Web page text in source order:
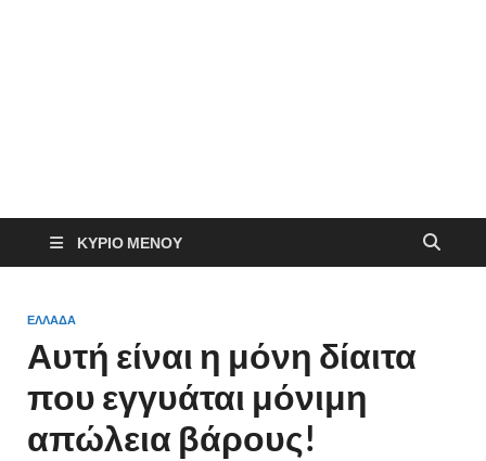
ΚΎΡΙΟ ΜΕΝΟΎ
ΕΛΛΑΔΑ
Αυτή είναι η μόνη δίαιτα
που εγγυάται μόνιμη
απώλεια βάρους!